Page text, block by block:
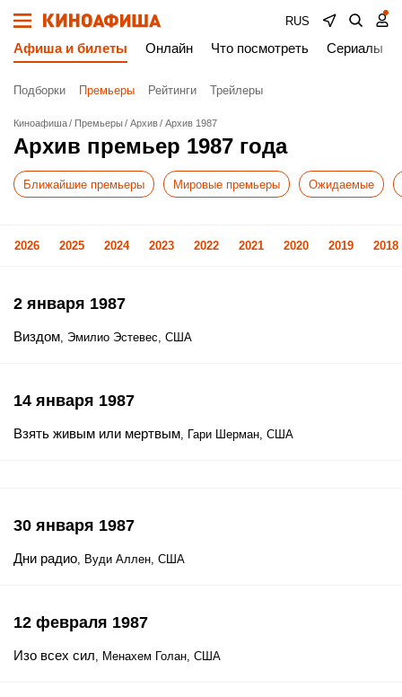
RUS
Афиша и билеты Онлайн Что посмотреть Сериалы
Подборки Премьеры Рейтинги Трейлеры
Киноафиша Премьеры Архив Архив 1987
Архив премьер 1987 года
Ближайшие премьеры Мировые премьеры Ожидаемые
2026 2025 2024 2023 2022 2021 2020 2019 2018
2 января 1987
Виздом, Эмилио Эстевес, США
14 января 1987
Взять живым или мертвым, Гари Шерман, США
30 января 1987
Дни радио, Вуди Аллен, США
12 февраля 1987
Изо всех сил, Менахем Голан, США